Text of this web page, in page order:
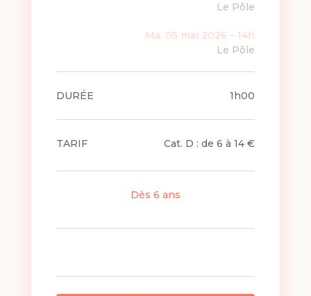
Le Pôle
Ma. 05 mai 2026 – 14h
Le Pôle
DURÉE 1h00
TARIF Cat. D : de 6 à 14 €
Dès 6 ans